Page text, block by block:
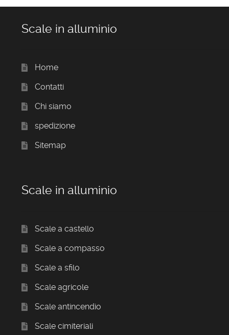
Scale in alluminio
Home
Contatti
Chi siamo
spedizione
Sitemap
Scale in alluminio
Scale a castello
Scale a compasso
Scale a sfilo
Scale agricole
Scale antincendio
Scale cimiteriali